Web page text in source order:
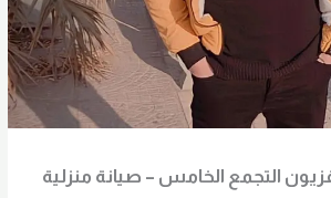
التجمع الخامس – صيانة منزلية